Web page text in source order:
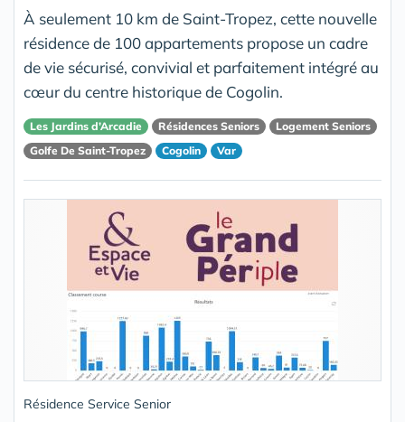
À seulement 10 km de Saint-Tropez, cette nouvelle
résidence de 100 appartements propose un cadre
de vie sécurisé, convivial et parfaitement intégré au
cœur du centre historique de Cogolin.
Les Jardins d’Arcadie Résidences Seniors
Logement Seniors
Golfe De Saint-Tropez
Cogolin Var
Résidence Service Senior